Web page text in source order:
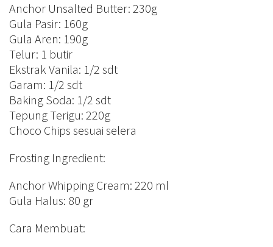
Anchor Unsalted Butter: 230g
Gula Pasir: 160g
Gula Aren: 190g
Telur: 1 butir
Ekstrak Vanila: 1/2 sdt
Garam: 1/2 sdt
Baking Soda: 1/2 sdt
Tepung Terigu: 220g
Choco Chips sesuai selera
Frosting Ingredient:
Anchor Whipping Cream: 220 ml
Gula Halus: 80 gr
Cara Membuat: